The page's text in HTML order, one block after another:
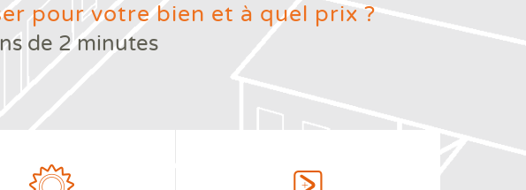
pour votre bien et à quel prix ?
de 2 minutes